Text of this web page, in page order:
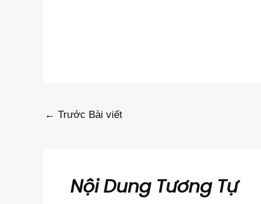
← Trước Bài viết
Nội Dung Tương Tự